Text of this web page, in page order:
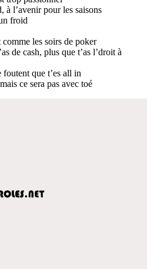
à l’avenir pour les saisons
froid
les soirs de poker
de cash, plus que t’as l’droit à
que t’es all in
ce sera pas avec toé